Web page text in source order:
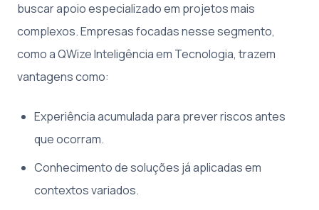
buscar apoio especializado em projetos mais
complexos. Empresas focadas nesse segmento,
como a QWize Inteligência em Tecnologia, trazem
vantagens como:
Experiência acumulada para prever riscos antes
que ocorram.
Conhecimento de soluções já aplicadas em
contextos variados.